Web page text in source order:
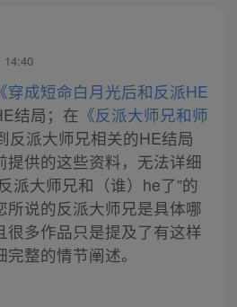
14:40
《穿成短命白月光后和反派HE
结局；在 《反派大师兄和师
反派大师兄相关的HE结局
提供的这些资料，无法详细
派大师兄和（谁）he了”的
所说的反派大师兄是具体哪
很多作品只是提及了有这样
整的情节阐述。